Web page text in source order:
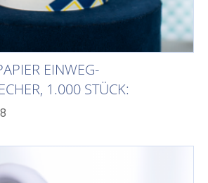
EINWEG-
1.000 STÜCK: